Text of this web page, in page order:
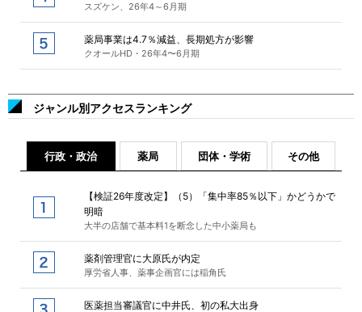
スズケン、26年4～6月期
薬局事業は4.7％減益、長期処方が影響
クオールHD・26年4〜6月期
ジャンル別アクセスランキング
行政・政治 薬局 団体・学術 その他
【検証26年度改定】（5）「集中率85％以下」かどうかで
明暗
大半の店舗で基本料1を断念した中小薬局も
薬剤管理官に大原氏が内定
厚労省人事、薬事企画官には稲角氏
医薬担当審議官に中井氏、初の私大出身